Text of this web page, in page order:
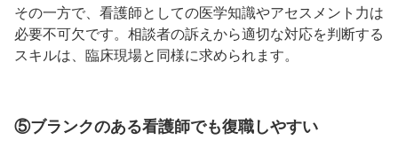
その一方で、看護師としての医学知識やアセスメント力は
必要不可欠です。相談者の訴えから適切な対応を判断する
スキルは、臨床現場と同様に求められます。
⑤ブランクのある看護師でも復職しやすい